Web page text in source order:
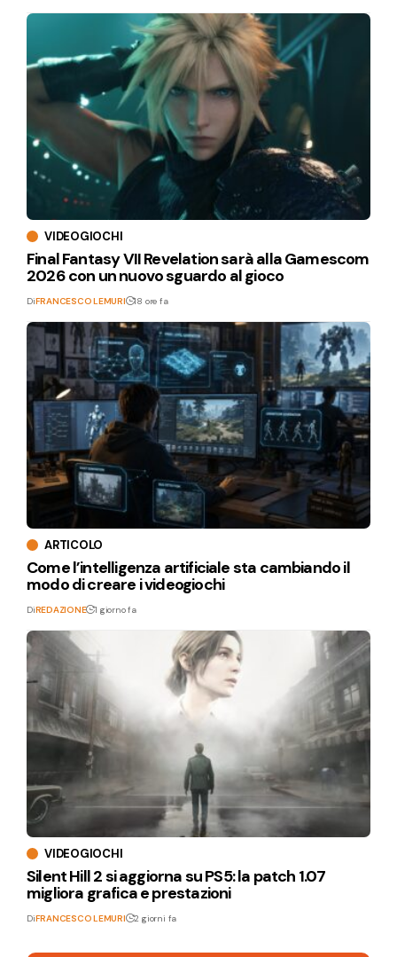
VIDEOGIOCHI
Final Fantasy VII Revelation sarà alla Gamescom
2026 con un nuovo sguardo al gioco
DiFRANCESCO LEMURI 18 ore fa
ARTICOLO
Come l’intelligenza artificiale sta cambiando il
modo di creare i videogiochi
DiREDAZIONE 1 giorno fa
VIDEOGIOCHI
Silent Hill 2 si aggiorna su PS5: la patch 1.07
migliora grafica e prestazioni
DiFRANCESCO LEMURI 2 giorni fa